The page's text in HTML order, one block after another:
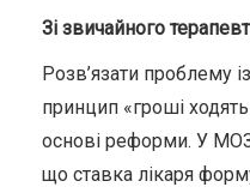
Зі звичайного
Розв’язати проблему
принцип «гроші
основі реформи. У
що ставка лікаря